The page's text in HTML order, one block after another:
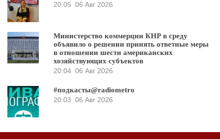
20:05 06 Авг 2026
Министерство коммерции КНР в среду
объявило о решении принять ответные меры
в отношении шести американских
хозяйствующих субъектов
20:04 06 Авг 2026
#подкасты@radiometro
20:03 06 Авг 2026